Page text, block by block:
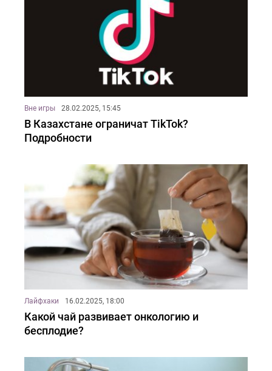
Вне игры 28.02.2025, 15:45
В Казахстане ограничат TikTok?
Подробности
Лайфхаки 16.02.2025, 18:00
Какой чай развивает онкологию и
бесплодие?